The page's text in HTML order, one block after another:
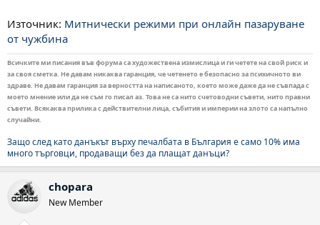
Източник: Митнически режими при онлайн пазаруване
от чужбина
Всичките ми писания във форума са художествена измислица и ги четете на свой риск и
за своя сметка. Не давам никаква гаранция, че четенето е безопасно за психичното ви
здраве. Не давам гаранция за верността на написаното, което може даже да не съвпада с
моето мнение или да не съм го писал аз. Това не са нито счетоводни съвети, нито правни
съвети. Всякаква прилика с действителни лица, събития и империи на злото са напълно
случайни.
Защо след като данъкът върху печалбата в България е само 10% има
много търговци, продаващи без да плащат данъци?
chopara
New Member